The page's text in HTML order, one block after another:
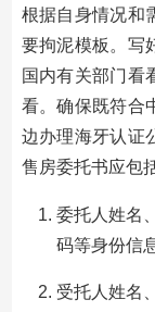
根据自身情况和
要拘泥模板。写
国内有关部门看
看。确保既符合
边办理海牙认证
售房委托书应包
委托人姓名
码等身份信
受托人姓名